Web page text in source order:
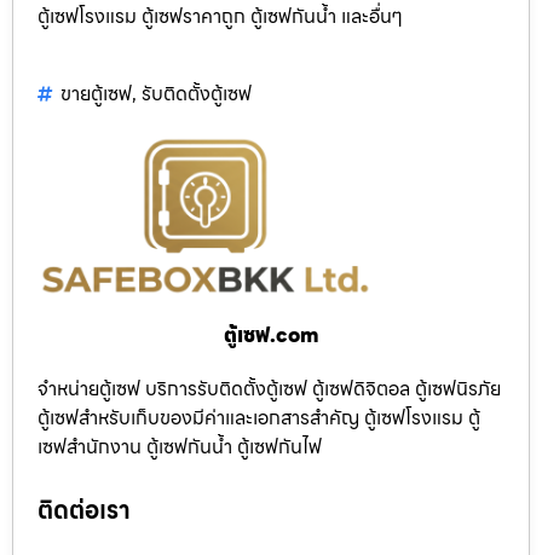
ตู้เซฟโรงแรม ตู้เซฟราคาถูก ตู้เซฟกันน้ำ และอื่นๆ
ขายตู้เซฟ, รับติดตั้งตู้เซฟ
ตู้เซฟ.com
จำหน่ายตู้เซฟ บริการรับติดตั้งตู้เซฟ ตู้เซฟดิจิตอล ตู้เซฟนิรภัย
ตู้เซฟสำหรับเก็บของมีค่าและเอกสารสำคัญ ตู้เซฟโรงแรม ตู้
เซฟสำนักงาน ตู้เซฟกันน้ำ ตู้เซฟกันไฟ
ติดต่อเรา